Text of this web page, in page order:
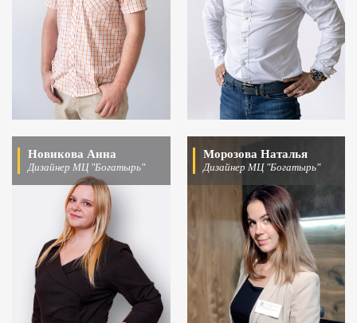
Новикова Анна
Дизайнер МЦ "Богатырь"
Морозова Наталья
Дизайнер МЦ "Богатырь"